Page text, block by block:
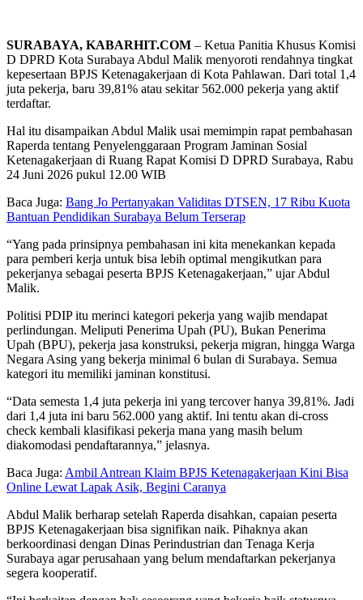
SURABAYA, KABARHIT.COM – Ketua Panitia Khusus Komisi
D DPRD Kota Surabaya Abdul Malik menyoroti rendahnya tingkat
kepesertaan BPJS Ketenagakerjaan di Kota Pahlawan. Dari total 1,4
juta pekerja, baru 39,81% atau sekitar 562.000 pekerja yang aktif
terdaftar.
Hal itu disampaikan Abdul Malik usai memimpin rapat pembahasan
Raperda tentang Penyelenggaraan Program Jaminan Sosial
Ketenagakerjaan di Ruang Rapat Komisi D DPRD Surabaya, Rabu
24 Juni 2026 pukul 12.00 WIB
Baca Juga: Bang Jo Pertanyakan Validitas DTSEN, 17 Ribu Kuota
Bantuan Pendidikan Surabaya Belum Terserap
“Yang pada prinsipnya pembahasan ini kita menekankan kepada
para pemberi kerja untuk bisa lebih optimal mengikutkan para
pekerjanya sebagai peserta BPJS Ketenagakerjaan,” ujar Abdul
Malik.
Politisi PDIP itu merinci kategori pekerja yang wajib mendapat
perlindungan. Meliputi Penerima Upah (PU), Bukan Penerima
Upah (BPU), pekerja jasa konstruksi, pekerja migran, hingga Warga
Negara Asing yang bekerja minimal 6 bulan di Surabaya. Semua
kategori itu memiliki jaminan konstitusi.
“Data semesta 1,4 juta pekerja ini yang tercover hanya 39,81%. Jadi
dari 1,4 juta ini baru 562.000 yang aktif. Ini tentu akan di-cross
check kembali klasifikasi pekerja mana yang masih belum
diakomodasi pendaftarannya,” jelasnya.
Baca Juga: Ambil Antrean Klaim BPJS Ketenagakerjaan Kini Bisa
Online Lewat Lapak Asik, Begini Caranya
Abdul Malik berharap setelah Raperda disahkan, capaian peserta
BPJS Ketenagakerjaan bisa signifikan naik. Pihaknya akan
berkoordinasi dengan Dinas Perindustrian dan Tenaga Kerja
Surabaya agar perusahaan yang belum mendaftarkan pekerjanya
segera kooperatif.